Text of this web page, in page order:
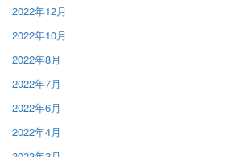
2022年12月
2022年10月
2022年8月
2022年7月
2022年6月
2022年4月